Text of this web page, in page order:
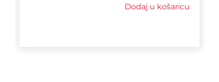
Dodaj u košaricu